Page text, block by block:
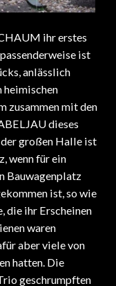
ihr erstes
ist
anlässlich
heimischen
zusammen mit den
dieses
großen Halle ist
wenn für ein
Bauwagenplatz
ist, so wie
die ihr Erscheinen
waren
aber viele von
hatten. Die
geschrumpften